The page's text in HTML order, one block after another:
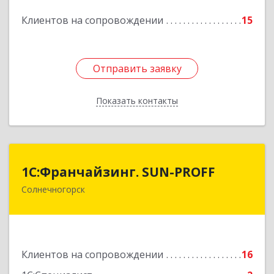
Клиентов на сопровождении 15
Отправить заявку
Показать контакты
Отправить заявку
Назад
1С:Франчайзинг. SUN-PROFF
Солнечногорск
Клиентов на сопровождении
16
1С:Франчайзинг. SUN-PROFF
141503, Московская обл, Солнечногорский р-н,